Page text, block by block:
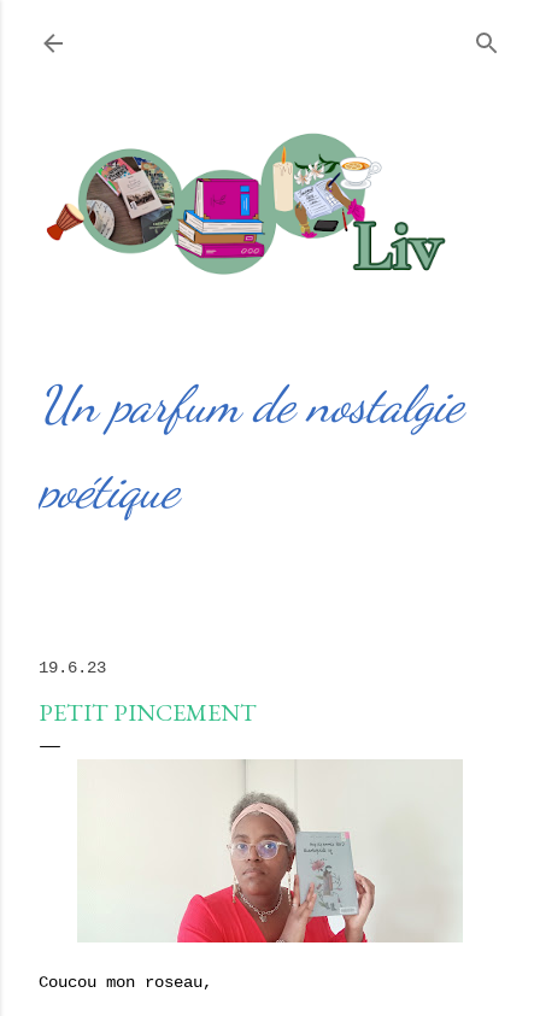
Un parfum de nostalgie
poétique
19.6.23
PETIT PINCEMENT
Coucou mon roseau,